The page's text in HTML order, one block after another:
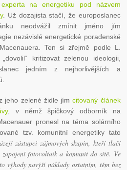
na energetiku pod názvem
. Už dozajista stačí, že europoslanec
neodvážil zmínit jméno jím
nezávislé energetické poradenské
Ten si zřejmě podle L.
kritizovat zelenou ideologii,
jedním z nejhorlivějších a
jeho zelené židle jímcitovaný článek
, v němž špičkový odborník na
pronesl na téma solárního
tzv. komunitní energetiky tato
zástupci zájmových skupin, kteří tlačí
fotovoltaik a komunit do sítě. Ve
výhody navýší náklady ostatním, těm bez